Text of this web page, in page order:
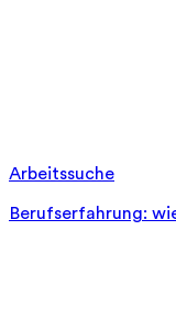
Arbeitssuche
Berufserfahrung: